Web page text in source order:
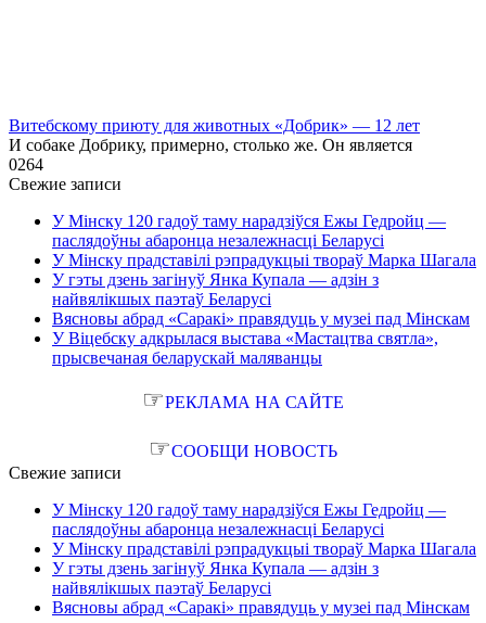
Витебскому приюту для животных «Добрик» — 12 лет
И собаке Добрику, примерно, столько же. Он является
0264
Свежие записи
У Мінску 120 гадоў таму нарадзіўся Ежы Гедройц —
паслядоўны абаронца незалежнасці Беларусі
У Мінску прадставілі рэпрадукцыі твораў Марка Шагала
У гэты дзень загінуў Янка Купала — адзін з
найвялікшых паэтаў Беларусі
Вясновы абрад «Саракі» правядуць у музеі пад Мінскам
У Віцебску адкрылася выстава «Мастацтва святла»,
прысвечаная беларускай маляванцы
☞РЕКЛАМА НА САЙТЕ
☞СООБЩИ НОВОСТЬ
Свежие записи
У Мінску 120 гадоў таму нарадзіўся Ежы Гедройц —
паслядоўны абаронца незалежнасці Беларусі
У Мінску прадставілі рэпрадукцыі твораў Марка Шагала
У гэты дзень загінуў Янка Купала — адзін з
найвялікшых паэтаў Беларусі
Вясновы абрад «Саракі» правядуць у музеі пад Мінскам